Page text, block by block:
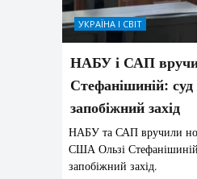
УКРАЇНА І СВІТ
НАБУ і САП
Стефанішиній: суд
запобіжний захід
НАБУ та САП вручили
США Ользі
запобіжний захід.